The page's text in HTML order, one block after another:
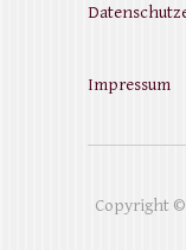
Impressum
Copyright ©